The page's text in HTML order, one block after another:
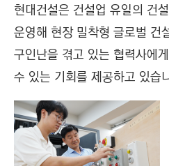
현대건설은 건설업 유일의 건
운영해 현장 밀착형 글로벌 건
구인난을 겪고 있는 협력사에
수 있는 기회를 제공하고 있습